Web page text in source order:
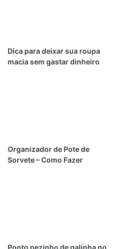
Dica para deixar sua roupa
macia sem gastar dinheiro
Organizador de Pote de
Sorvete – Como Fazer
Ponto pezinho de galinha no